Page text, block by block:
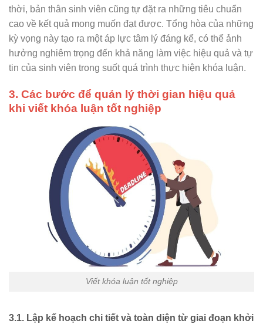
thời, bản thân sinh viên cũng tự đặt ra những tiêu chuẩn
cao về kết quả mong muốn đạt được. Tổng hòa của những
kỳ vọng này tạo ra một áp lực tâm lý đáng kể, có thể ảnh
hưởng nghiêm trọng đến khả năng làm việc hiệu quả và tự
tin của sinh viên trong suốt quá trình thực hiện khóa luận.
3. Các bước để quản lý thời gian hiệu quả
khi viết khóa luận tốt nghiệp
Viết khóa luận tốt nghiệp
3.1. Lập kế hoạch chi tiết và toàn diện từ giai đoạn khởi